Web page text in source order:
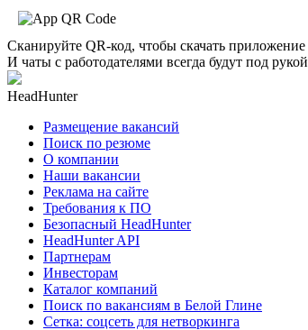
Сканируйте QR-код, чтобы скачать приложение
И чаты с работодателями всегда будут под рукой
HeadHunter
Размещение вакансий
Поиск по резюме
О компании
Наши вакансии
Реклама на сайте
Требования к ПО
Безопасный HeadHunter
HeadHunter API
Партнерам
Инвесторам
Каталог компаний
Поиск по вакансиям в Белой Глине
Сетка: соцсеть для нетворкинга